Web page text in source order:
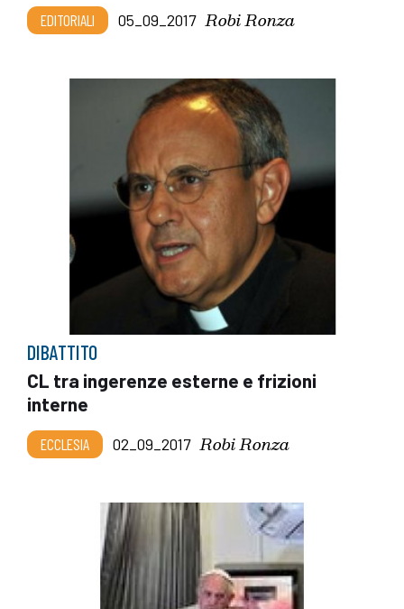
EDITORIALI 05_09_2017 Robi Ronza
DIBATTITO
CL tra ingerenze esterne e frizioni
interne
ECCLESIA 02_09_2017 Robi Ronza